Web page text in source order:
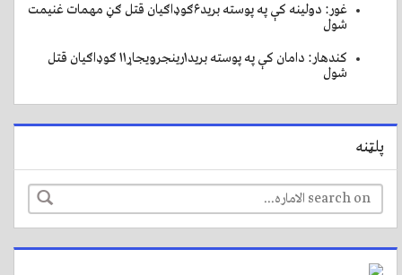
غور: دولینه کې په پوسته برید۶ګوډاګیان قتل ګڼ مهمات غنیمت
شول
کندهار: دامان کې په پوسته برید۱رینجرویجاړ۱۱ ګوډاګیان قتل
شول
پلټنه